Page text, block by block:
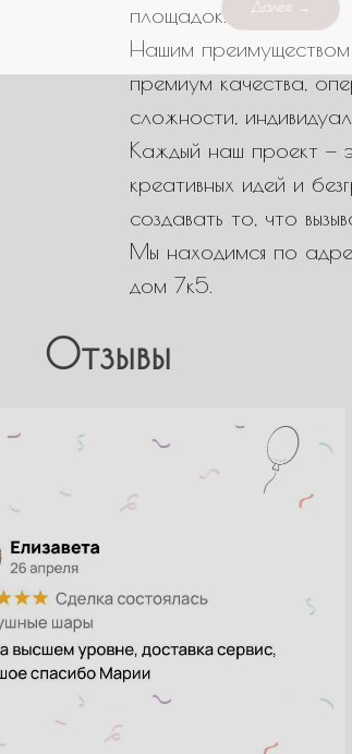
площадок.
Нашим преимуществом
премиум качества,
сложности,
Каждый наш проект —
креативных идей и
создавать то, что
Мы находимся по
дом 7к5.
Отзывы